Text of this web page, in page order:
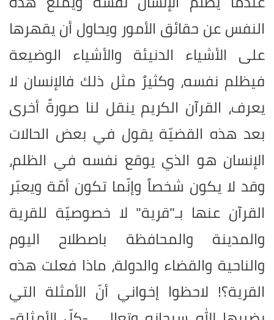
النفس عن حقائق الأمور ويحاول أن يقهرها
على الأشياء الدنيئة والأشياء الوضيعة
فيظلم نفسه، وكثيرٌ مثل ذلك فالإنسان لا
يعرف، القرآن الكريم ينقل لنا صورةً أخرى
بعد هذه القضيّة يقول في بعض الحالات
الإنسان هو الذي يوقع نفسه في الظلم،
وقد لا يكون شخصاً وإنّما تكون أمّة ويعبّر
القرآن عنها بـ"قرية" لا خصوصيّة للقرية
والمدينة والمحافظة باصطلاح اليوم
والناحية والقضاء والدولة، ماذا فعلت هذه
القرية؟! لاحظوا إخواني أنّ الأمثلة التي